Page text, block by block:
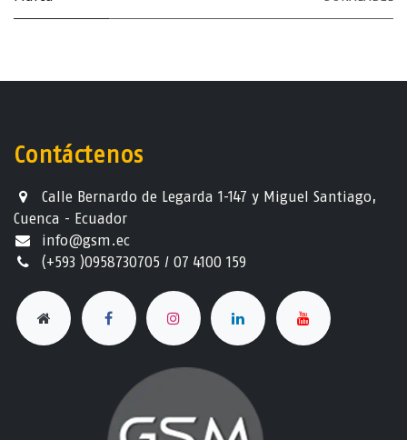
Contáctenos
Calle Bernardo de Legarda 1-147 y Miguel Santiago,
Cuenca - Ecuador
info@gsm.ec​
(+593 )0958730705 / 07 4100 159